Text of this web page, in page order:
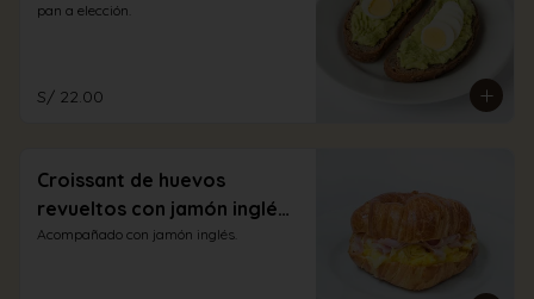
pan a elección.
S/ 22.00
Croissant de huevos
revueltos con jamón inglés
y queso
Acompañado con jamón inglés.